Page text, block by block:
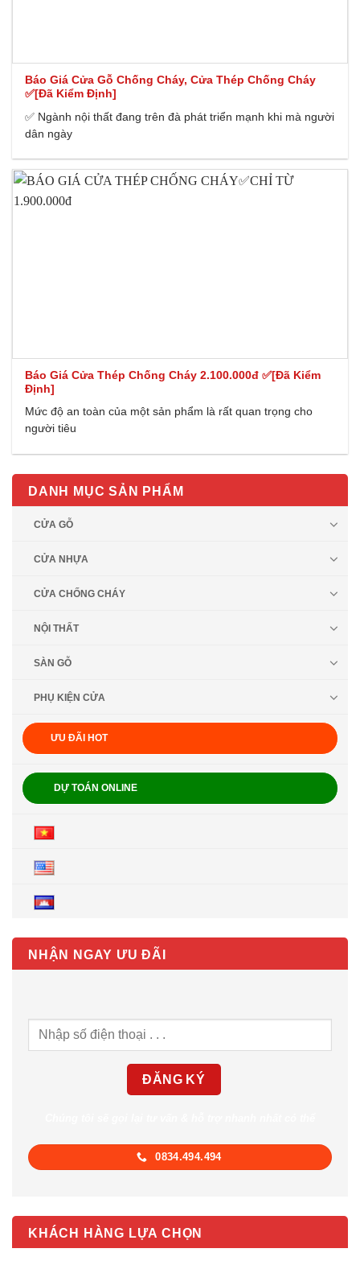
Báo Giá Cửa Gỗ Chống Cháy, Cửa Thép Chống Cháy
✅[Đã Kiểm Định]
✅ Ngành nội thất đang trên đà phát triển mạnh khi mà người
dân ngày
Báo Giá Cửa Thép Chống Cháy 2.100.000đ ✅[Đã Kiểm
Định]
Mức độ an toàn của một sản phẩm là rất quan trọng cho
người tiêu
DANH MỤC SẢN PHẨM
CỬA GỖ
CỬA NHỰA
CỬA CHỐNG CHÁY
NỘI THẤT
SÀN GỖ
PHỤ KIỆN CỬA
ƯU ĐÃI HOT
DỰ TOÁN ONLINE
NHẬN NGAY ƯU ĐÃI
0834.494.494
KHÁCH HÀNG LỰA CHỌN